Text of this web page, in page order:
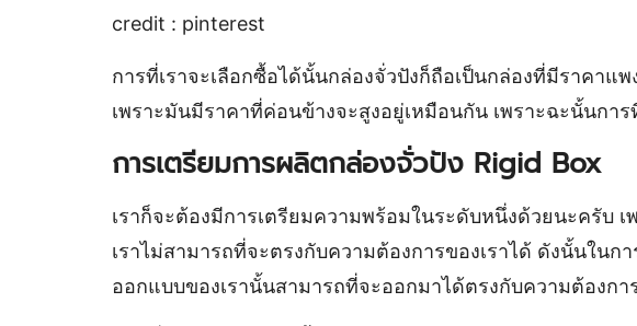
credit : pinterest
การที่เราจะเลือกซื้อได้นั้นกล่องจั่วปังก็ถือเป็นกล่องที่มีราคา
เพราะมันมีราคาที่ค่อนข้างจะสูงอยู่เหมือนกัน เพราะฉะนั้นกา
การเตรียมการผลิตกล่องจั่วปัง Rigid Box
เราก็จะต้องมีการเตรียมความพร้อมในระดับหนึ่งด้วยนะครับ
เราไม่สามารถที่จะตรงกับความต้องการของเราได้ ดังนั้นในก
ออกแบบของเรานั้นสามารถที่จะออกมาได้ตรงกับความต้องก